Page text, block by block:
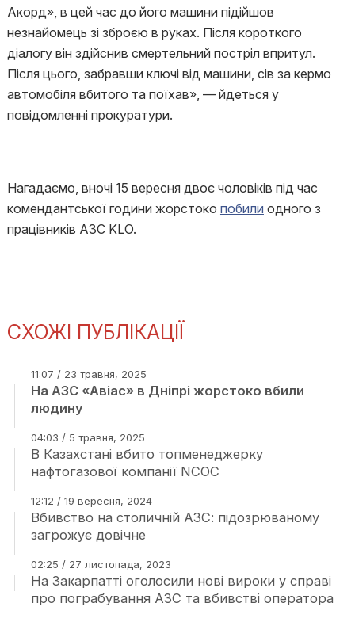
Акорд», в цей час до його машини підійшов
незнайомець зі зброєю в руках. Після короткого
діалогу він здійснив смертельний постріл впритул.
Після цього, забравши ключі від машини, сів за кермо
автомобіля вбитого та поїхав», — йдеться у
повідомленні прокуратури.
Нагадаємо, вночі 15 вересня двоє чоловіків під час
комендантської години жорстоко побили одного з
працівників АЗС KLO.
СХОЖІ ПУБЛІКАЦІЇ
11:07 / 23 травня, 2025
На АЗС «Авіас» в Дніпрі жорстоко вбили
людину
04:03 / 5 травня, 2025
В Казахстані вбито топменеджерку
нафтогазової компанії NCOC
12:12 / 19 вересня, 2024
Вбивство на столичній АЗС: підозрюваному
загрожує довічне
02:25 / 27 листопада, 2023
На Закарпатті оголосили нові вироки у справі
про пограбування АЗС та вбивстві оператора